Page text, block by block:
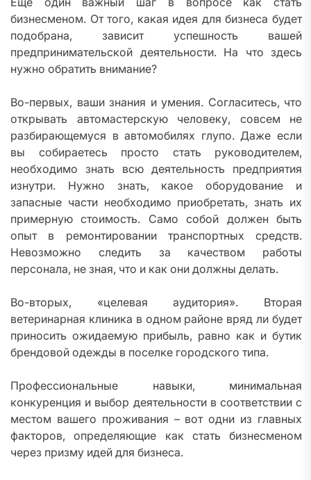
бизнесменом. От того, какая идея для бизнеса будет
подобрана, зависит успешность вашей
предпринимательской деятельности. На что здесь
нужно обратить внимание?
Во-первых, ваши знания и умения. Согласитесь, что
открывать автомастерскую человеку, совсем не
разбирающемуся в автомобилях глупо. Даже если
вы собираетесь просто стать руководителем,
необходимо знать всю деятельность предприятия
изнутри. Нужно знать, какое оборудование и
запасные части необходимо приобретать, знать их
примерную стоимость. Само собой должен быть
опыт в ремонтировании транспортных средств.
Невозможно следить за качеством работы
персонала, не зная, что и как они должны делать.
Во-вторых, «целевая аудитория». Вторая
ветеринарная клиника в одном районе вряд ли будет
приносить ожидаемую прибыль, равно как и бутик
брендовой одежды в поселке городского типа.
Профессиональные навыки, минимальная
конкуренция и выбор деятельности в соответствии с
местом вашего проживания – вот одни из главных
факторов, определяющие как стать бизнесменом
через призму идей для бизнеса.